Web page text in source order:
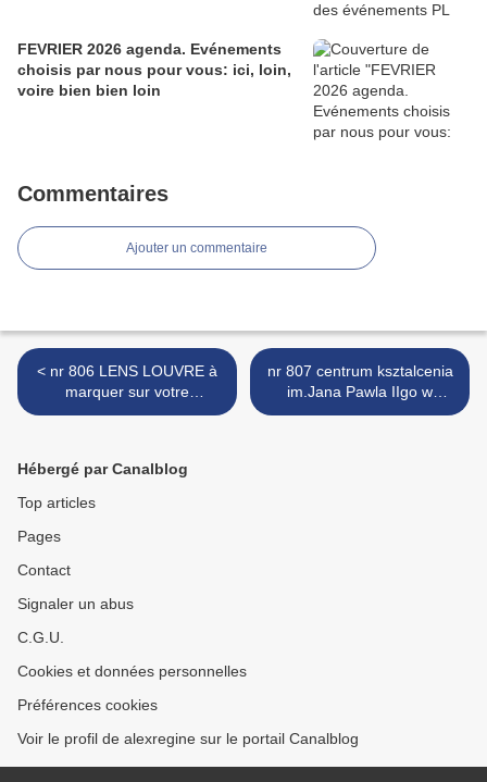
FEVRIER 2026 agenda. Evénements
choisis par nous pour vous: ici, loin,
voire bien bien loin
Commentaires
Ajouter un commentaire
< nr 806 LENS LOUVRE à
marquer sur votre
calendrier mural - à deux
nr 807 centrum ksztalcenia
im.Jana Pawla IIgo w
Brukseli ...Festyn szkolny >
Hébergé par Canalblog
Top articles
Pages
Contact
Signaler un abus
C.G.U.
Cookies et données personnelles
Préférences cookies
Voir le profil de alexregine sur le portail Canalblog